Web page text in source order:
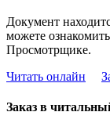
Документ
можете
Просмотрщике.
Читать онлайн
Заказ в